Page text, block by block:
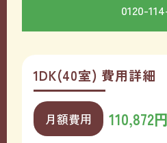
0120-
1DK(40室) 費用詳細
月額費用 110,872